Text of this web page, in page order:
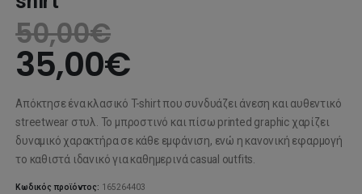
50,00€
35,00€
Απόκτησε ένα κλασικό T-shirt που συνδυάζει άνεση και αυθεντικό
streetwear στυλ. Το μπροστινό και πίσω printed graphic χαρίζει
δυναμικό χαρακτήρα σε κάθε εμφάνιση, ενώ η κανονική εφαρμογή
το καθιστά ιδανικό για καθημερινά casual outfits.
Κωδικός προϊόντος: 165264403